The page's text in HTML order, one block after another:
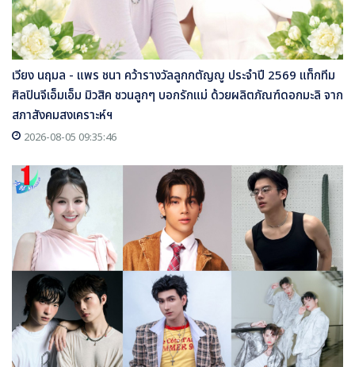
เวียง นฤมล - แพร ชนา คว้ารางวัลลูกกตัญญู ประจำปี 2569 แท็กทีม
ศิลปินจีเอ็มเอ็ม มิวสิค ชวนลูกๆ บอกรักแม่ ด้วยผลิตภัณฑ์ดอกมะลิ จาก
สภาสังคมสงเคราะห์ฯ
2026-08-05 09:35:46